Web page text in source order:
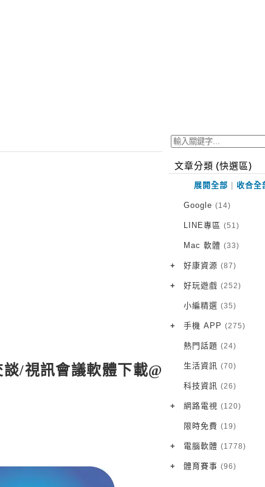
/視訊會議軟體下載@
文章分類 (快選區)
展開全部 收合全
Google (14)
LINE專區 (51)
Mac 軟體 (33)
+ 好康資源 (87)
VPN 翻牆
免費資源
字體下載
網站推薦
+ 好玩遊戲 (252)
Android 遊戲
iOS 遊戲
網頁遊戲
電腦遊戲
小編精選 (35)
+ 手機 APP (275)
Android 軟體
iOS 軟體
Root 相關
越獄JB
熱門話題 (24)
生活資訊 (70)
科技資訊 (26)
+ 網路電視 (120)
電視影集
電視節目
限時免費 (19)
+ 電腦軟體 (1778)
作業系統
+ 體育賽事 (96)